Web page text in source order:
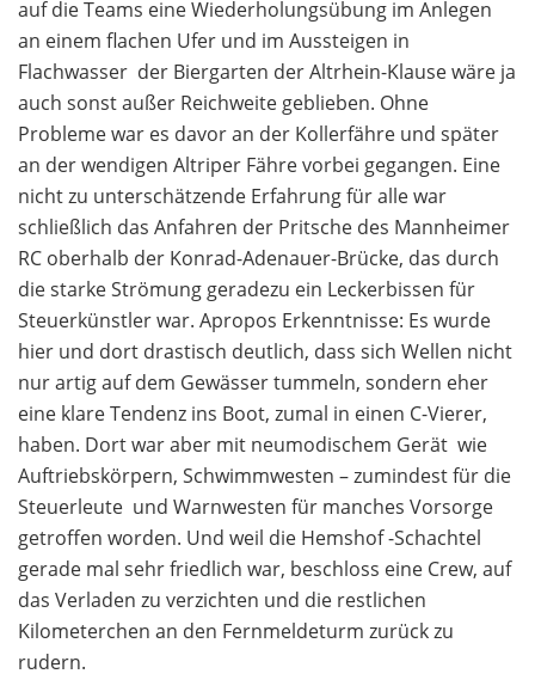
auf die Teams eine Wiederholungsübung im Anlegen
an einem flachen Ufer und im Aussteigen in
Flachwasser  der Biergarten der Altrhein-Klause wäre ja
auch sonst außer Reichweite geblieben. Ohne
Probleme war es davor an der Kollerfähre und später
an der wendigen Altriper Fähre vorbei gegangen. Eine
nicht zu unterschätzende Erfahrung für alle war
schließlich das Anfahren der Pritsche des Mannheimer
RC oberhalb der Konrad-Adenauer-Brücke, das durch
die starke Strömung geradezu ein Leckerbissen für
Steuerkünstler war. Apropos Erkenntnisse: Es wurde
hier und dort drastisch deutlich, dass sich Wellen nicht
nur artig auf dem Gewässer tummeln, sondern eher
eine klare Tendenz ins Boot, zumal in einen C-Vierer,
haben. Dort war aber mit neumodischem Gerät wie
Auftriebskörpern, Schwimmwesten – zumindest für die
Steuerleute  und Warnwesten für manches Vorsorge
getroffen worden. Und weil die Hemshof -Schachtel
gerade mal sehr friedlich war, beschloss eine Crew, auf
das Verladen zu verzichten und die restlichen
Kilometerchen an den Fernmeldeturm zurück zu
rudern.